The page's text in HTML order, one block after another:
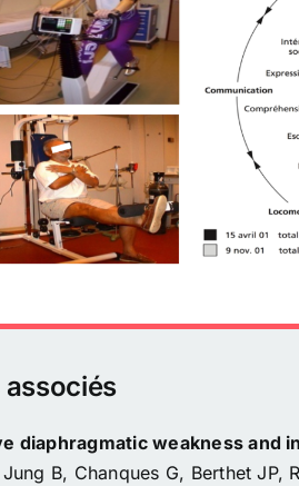
diaphragmatic weakness and
B, Chanques G, Berthet JP,